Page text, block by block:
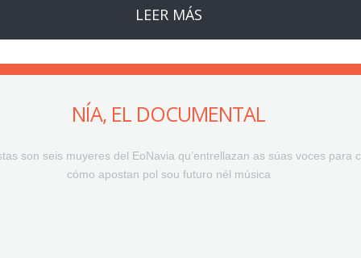
LEER MÁS
NÍA, EL DOCUMENTAL
son seis muyeres del EoNavia qu’entrellazan as súas voces
cómo apostan pol sou futuro nél música